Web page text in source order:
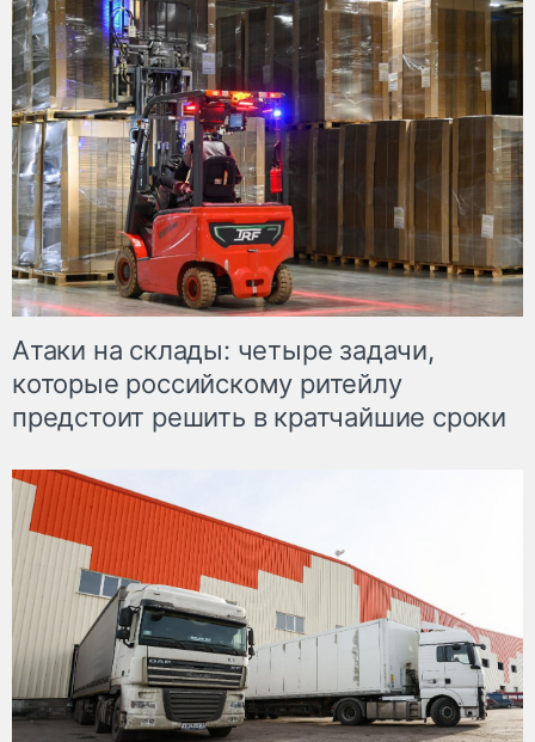
Атаки на склады: четыре задачи,
которые российскому ритейлу
предстоит решить в кратчайшие сроки